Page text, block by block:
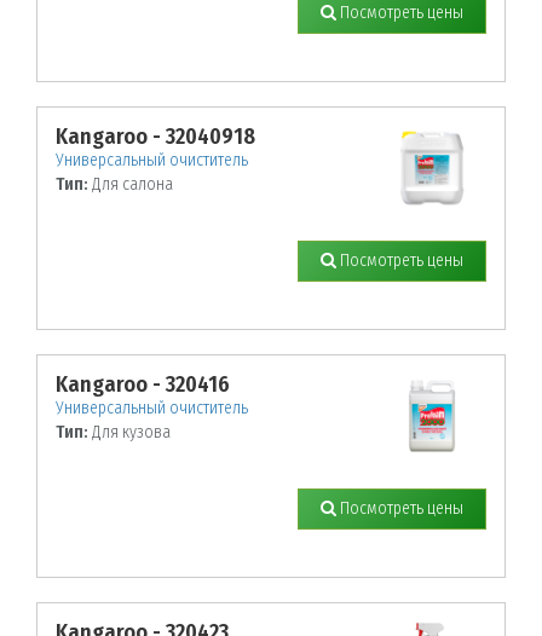
Посмотреть цены
Kangaroo - 32040918
Универсальный очиститель
Тип: Для салона
Посмотреть цены
Kangaroo - 320416
Универсальный очиститель
Тип: Для кузова
Посмотреть цены